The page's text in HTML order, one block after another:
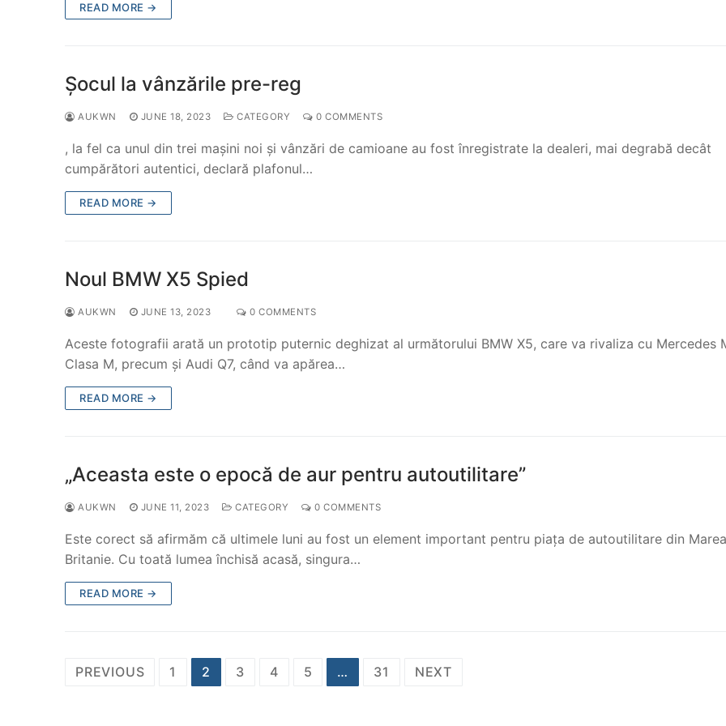
READ MORE →
Șocul la vânzările pre-reg
AUKWN JUNE 18, 2023 CATEGORY 0 COMMENTS
, la fel ca unul din trei mașini noi și vânzări de camioane au fost înregistrate la dealeri, mai degrabă decât
cumpărători autentici, declară plafonul…
READ MORE →
Noul BMW X5 Spied
AUKWN JUNE 13, 2023 0 COMMENTS
Aceste fotografii arată un prototip puternic deghizat al următorului BMW X5, care va rivaliza cu Mercedes
Clasa M, precum și Audi Q7, când va apărea…
READ MORE →
„Aceasta este o epocă de aur pentru autoutilitare”
AUKWN JUNE 11, 2023 CATEGORY 0 COMMENTS
Este corect să afirmăm că ultimele luni au fost un element important pentru piața de autoutilitare din Marea
Britanie. Cu toată lumea închisă acasă, singura…
READ MORE →
Posts
PREVIOUS 1 2 3 4 5 … 31 NEXT